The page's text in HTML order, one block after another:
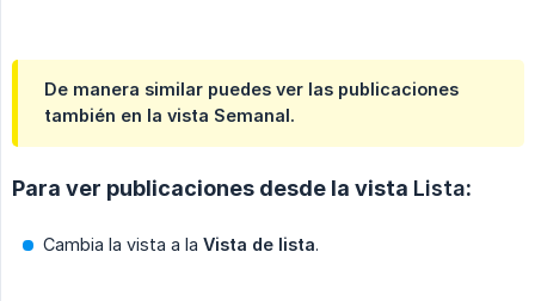
De manera similar puedes ver las publicaciones
también en la vista Semanal.
Para ver publicaciones desde la vista Lista:
Cambia la vista a la Vista de lista.